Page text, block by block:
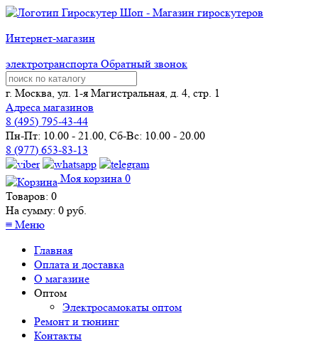
Интернет-магазин
электротранспорта Обратный звонок
г. Москва, ул. 1-я Магистральная, д. 4, стр. 1
Адреса магазинов
8 (495) 795-43-44
Пн-Пт: 10.00 - 21.00, Сб-Вс: 10.00 - 20.00
8 (977) 653-83-13
Моя корзина 0
Товаров: 0
На сумму: 0 руб.
≡ Меню
Главная
Оплата и доставка
О магазине
Оптом
Электросамокаты оптом
Ремонт и тюнинг
Контакты